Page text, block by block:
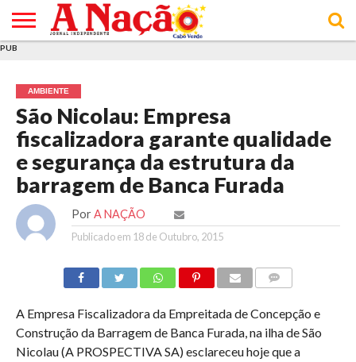
E DE
COOKIES
DE
UTILIZAÇÃO
PUB
AMBIENTE
São Nicolau: Empresa
fiscalizadora garante qualidade
e segurança da estrutura da
barragem de Banca Furada
Por A NAÇÃO
Publicado em 18 de Outubro, 2015
A Empresa Fiscalizadora da Empreitada de Concepção e
Construção da Barragem de Banca Furada, na ilha de São
Nicolau (A PROSPECTIVA SA) esclareceu hoje que a